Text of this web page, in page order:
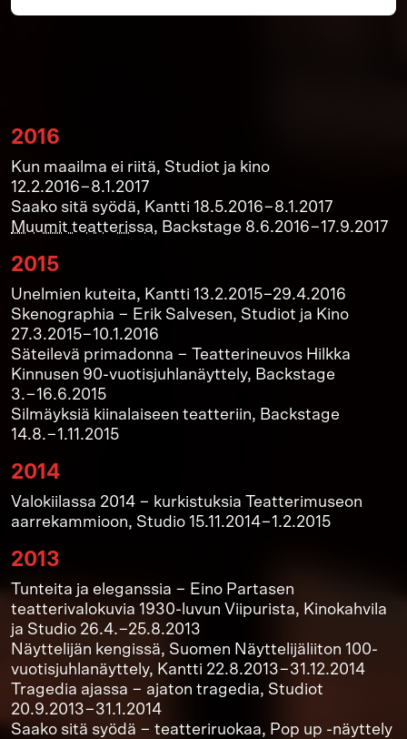
2016
Kun maailma ei riitä, Studiot ja kino
12.2.2016−8.1.2017
Saako sitä syödä, Kantti 18.5.2016−8.1.2017
Muumit teatterissa, Backstage 8.6.2016−17.9.2017
2015
Unelmien kuteita, Kantti 13.2.2015−29.4.2016
Skenographia − Erik Salvesen, Studiot ja Kino
27.3.2015−10.1.2016
Säteilevä primadonna − Teatterineuvos Hilkka
Kinnusen 90-vuotisjuhlanäyttely, Backstage
3.−16.6.2015
Silmäyksiä kiinalaiseen teatteriin, Backstage
14.8.−1.11.2015
2014
Valokiilassa 2014 − kurkistuksia Teatterimuseon
aarrekammioon, Studio 15.11.2014−1.2.2015
2013
Tunteita ja eleganssia − Eino Partasen
teatterivalokuvia 1930-luvun Viipurista, Kinokahvila
ja Studio 26.4.−25.8.2013
Näyttelijän kengissä, Suomen Näyttelijäliiton 100-
vuotisjuhlanäyttely, Kantti 22.8.2013−31.12.2014
Tragedia ajassa − ajaton tragedia, Studiot
20.9.2013−31.1.2014
Saako sitä syödä − teatteriruokaa, Pop up -näyttely